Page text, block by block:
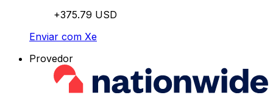
+375.79 USD
Enviar com Xe
Provedor